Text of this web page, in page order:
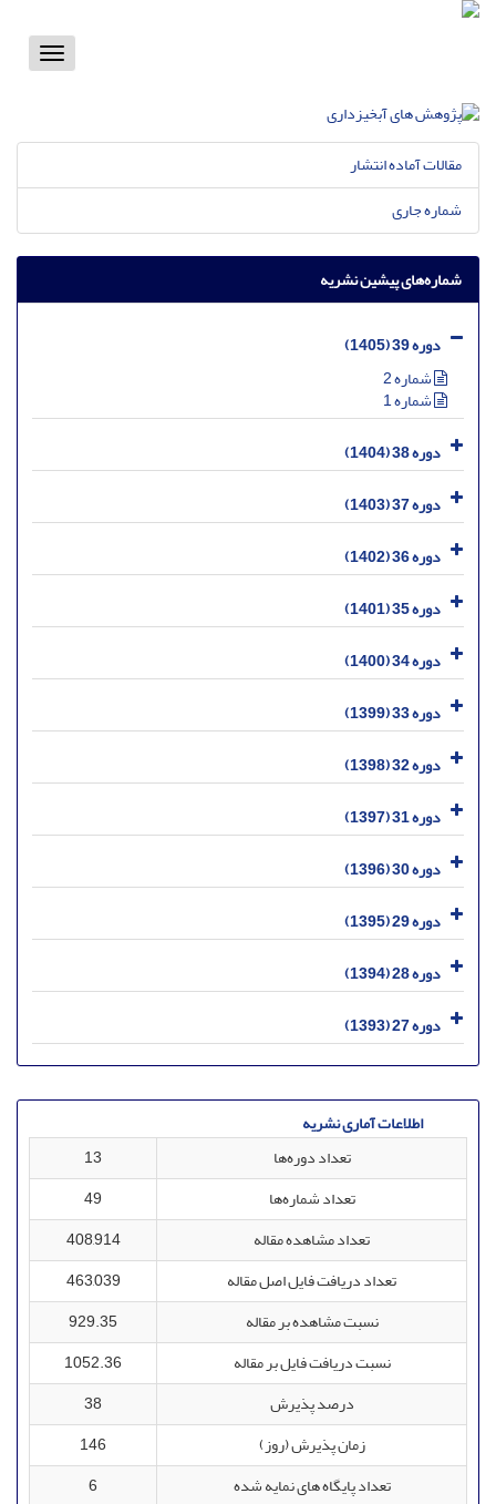
Toggle
مقالات آماده انتشار
شماره جاری
شماره‌های پیشین نشریه
دوره 39 (1405)
شماره 2
شماره 1
دوره 38 (1404)
دوره 37 (1403)
دوره 36 (1402)
دوره 35 (1401)
دوره 34 (1400)
دوره 33 (1399)
دوره 32 (1398)
دوره 31 (1397)
دوره 30 (1396)
دوره 29 (1395)
دوره 28 (1394)
دوره 27 (1393)
اطلاعات آماری نشریه
تعداد دوره‌ها
13
تعداد شماره‌ها
49
تعداد مشاهده مقاله
408,914
تعداد دریافت فایل اصل مقاله
463,039
نسبت مشاهده بر مقاله
929.35
نسبت دریافت فایل بر مقاله
1052.36
درصد پذیرش
38
زمان پذیرش (روز)
146
تعداد پایگاه های نمایه شده
6